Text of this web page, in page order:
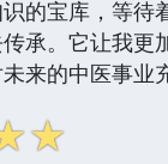
的宝库，等待
承。它让我更
来的中医事业
☆